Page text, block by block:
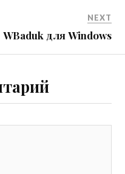
NEXT
WBaduk для Windows